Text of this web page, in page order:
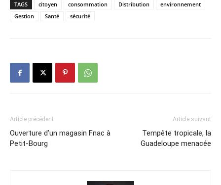
TAGS citoyen consommation Distribution
environnement
Gestion
Santé sécurité
Article précédent
Ouverture d’un magasin Fnac à
Petit-Bourg
Article suivant
Tempête tropicale, la
Guadeloupe menacée